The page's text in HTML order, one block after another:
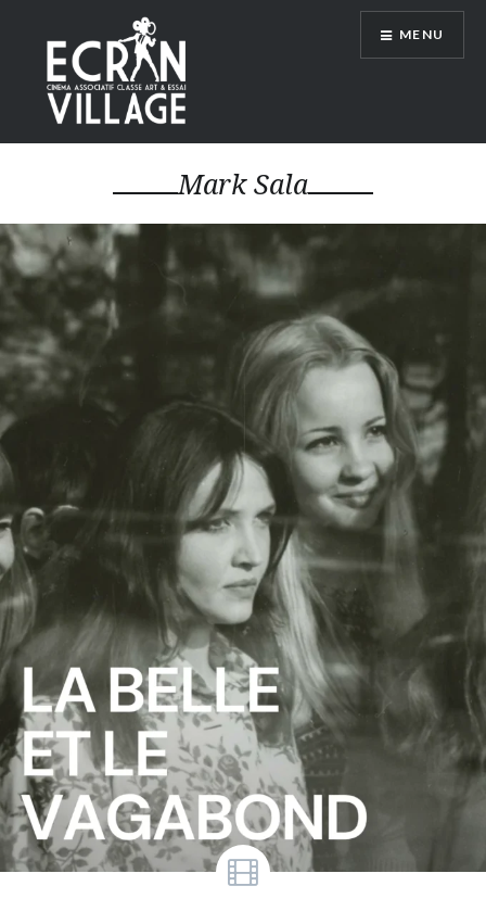
contenu
principal
ÉCRAN VILLAGE
MENU
Mark Sala